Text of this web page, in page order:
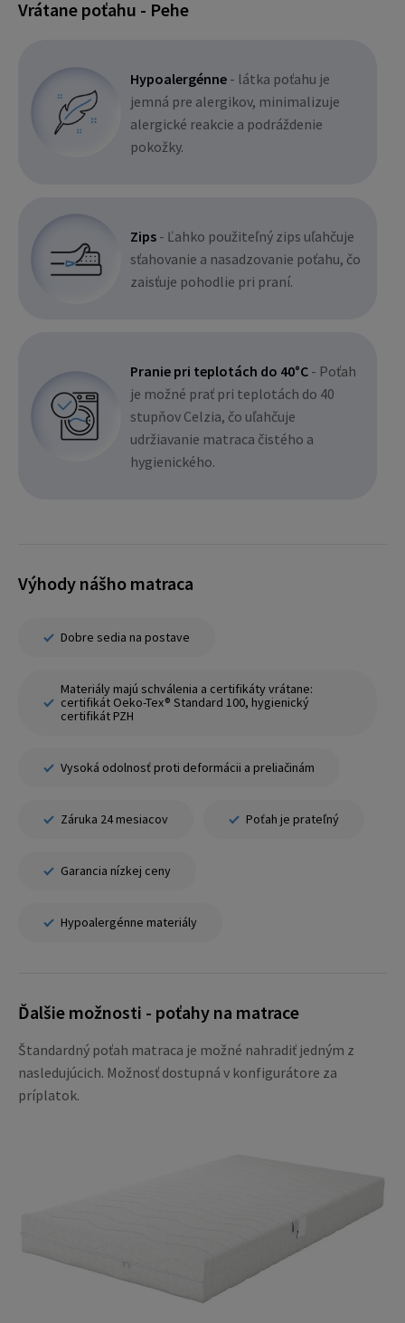
Vrátane poťahu - Pehe
Hypoalergénne - látka poťahu je
jemná pre alergikov, minimalizuje
alergické reakcie a podráždenie
pokožky.
Zips - Ľahko použiteľný zips uľahčuje
sťahovanie a nasadzovanie poťahu, čo
zaisťuje pohodlie pri praní.
Pranie pri teplotách do 40°C - Poťah
je možné prať pri teplotách do 40
stupňov Celzia, čo uľahčuje
udržiavanie matraca čistého a
hygienického.
Výhody nášho matraca
Dobre sedia na postave
Materiály majú schválenia a certifikáty vrátane:
certifikát Oeko-Tex® Standard 100, hygienický
certifikát PZH
Vysoká odolnosť proti deformácii a preliačinám
Záruka 24 mesiacov Poťah je prateľný
Garancia nízkej ceny
Hypoalergénne materiály
Ďalšie možnosti - poťahy na matrace
Štandardný poťah matraca je možné nahradiť jedným z
nasledujúcich. Možnosť dostupná v konfigurátore za
príplatok.